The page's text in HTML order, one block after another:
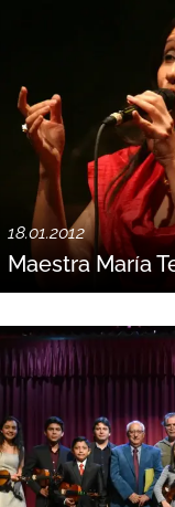
18.01.2012
Maestra María